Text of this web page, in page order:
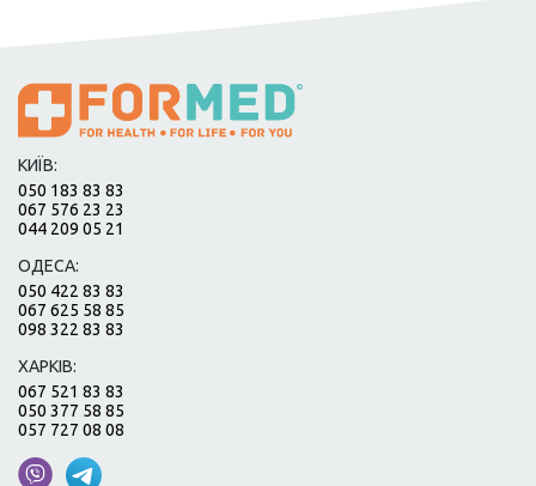
КИЇВ:
050 183 83 83
067 576 23 23
044 209 05 21
ОДЕСА:
050 422 83 83
067 625 58 85
098 322 83 83
ХАРКІВ:
067 521 83 83
050 377 58 85
057 727 08 08